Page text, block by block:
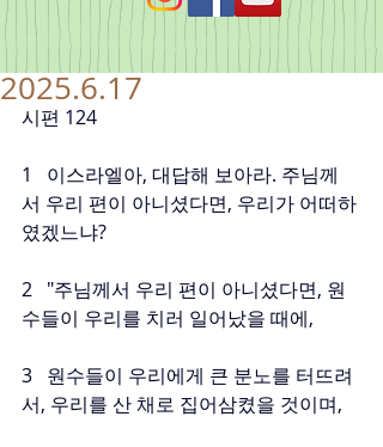
2025.6.17
시편 124
1   이스라엘아, 대답해 보아라. 주님께
서 우리 편이 아니셨다면, 우리가 어떠하
였겠느냐?
2   "주님께서 우리 편이 아니셨다면, 원
수들이 우리를 치러 일어났을 때에,
3   원수들이 우리에게 큰 분노를 터뜨려
서, 우리를 산 채로 집어삼켰을 것이며,